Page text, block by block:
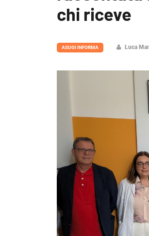
chi riceve
ASUGI INFORMA Luca